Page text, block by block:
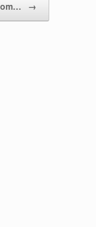
→